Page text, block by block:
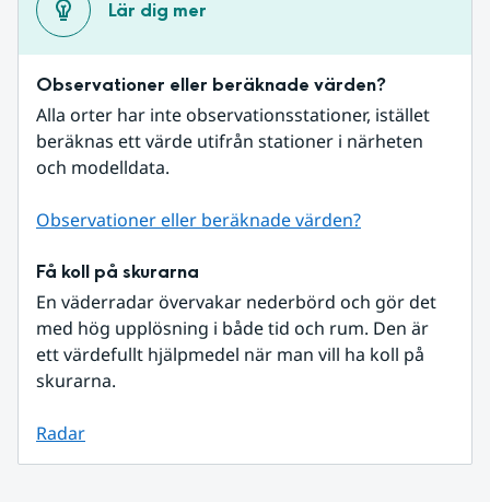
Lär dig mer
Observationer eller beräknade värden?
Alla orter har inte observationsstationer, istället
beräknas ett värde utifrån stationer i närheten
och modelldata.
Observationer eller beräknade värden?
Få koll på skurarna
En väderradar övervakar nederbörd och gör det
med hög upplösning i både tid och rum. Den är
ett värdefullt hjälpmedel när man vill ha koll på
skurarna.
Radar